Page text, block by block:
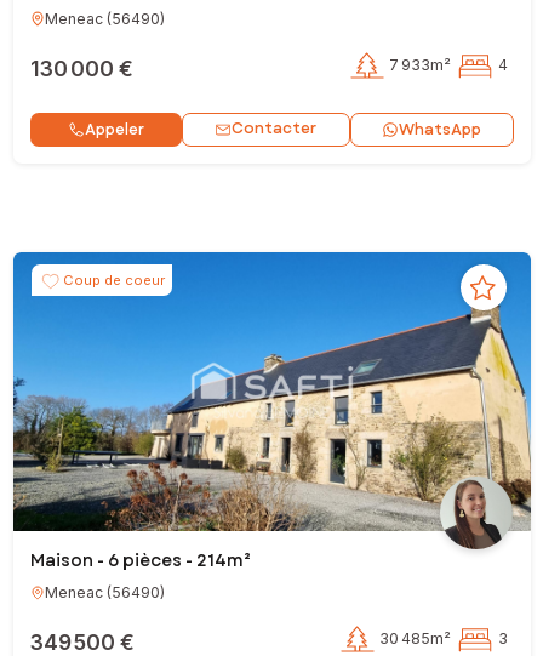
Meneac(56490)
130 000 € 7 933m² 4
Appeler Contacter WhatsApp
Coup de coeur
Maison - 6 pièces - 214m²
Meneac(56490)
349 500 € 30 485m² 3